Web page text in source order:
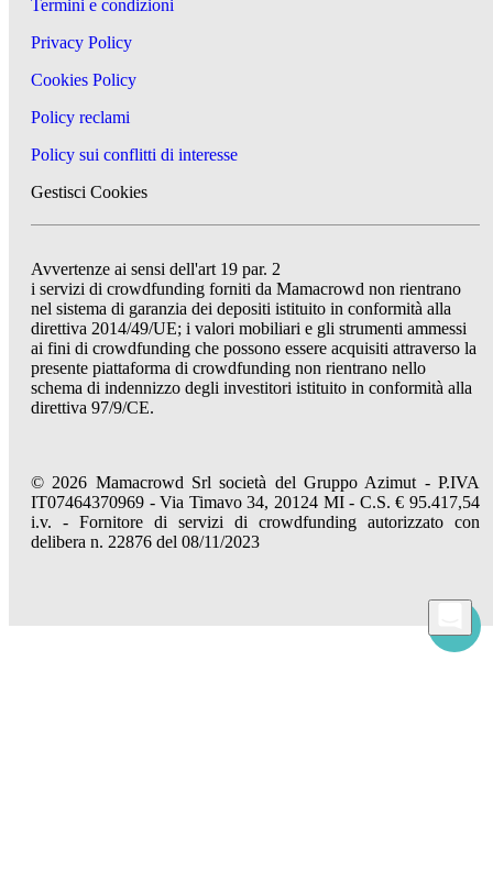
Termini e condizioni
Privacy Policy
Cookies Policy
Policy reclami
Policy sui conflitti di interesse
Gestisci Cookies
Avvertenze ai sensi dell'art 19 par. 2
i servizi di crowdfunding forniti da Mamacrowd non rientrano
nel sistema di garanzia dei depositi istituito in conformità alla
direttiva 2014/49/UE; i valori mobiliari e gli strumenti ammessi
ai fini di crowdfunding che possono essere acquisiti attraverso la
presente piattaforma di crowdfunding non rientrano nello
schema di indennizzo degli investitori istituito in conformità alla
direttiva 97/9/CE.
© 2026 Mamacrowd Srl società del Gruppo Azimut - P.IVA
IT07464370969 - Via Timavo 34, 20124 MI - C.S. € 95.417,54
i.v. - Fornitore di servizi di crowdfunding autorizzato con
delibera n. 22876 del 08/11/2023